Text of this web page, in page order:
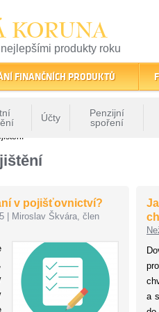
KORUNA
produkty roku
a kvality na finančním trhu
FINANČNÍCH PRODUKTŮ
Účty
Penzijní
spoření
v pojišťovnictví?
Miroslav Škvára, člen
a